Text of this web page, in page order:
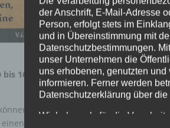
bis 16:00 UhrimDietrich-Keuning-Haus
bei verschiedenen
Schnupperunterricht unter dem
der Anschrift, E-Mail-Adresse
Person, erfolgt stets im
und in Übereinstimmung mit
Datenschutzbestimmungen.
unser Unternehmen die
uns erhobenen, genutzten
informieren. Ferner werden
Datenschutzerklärung über
Wir haben als für die